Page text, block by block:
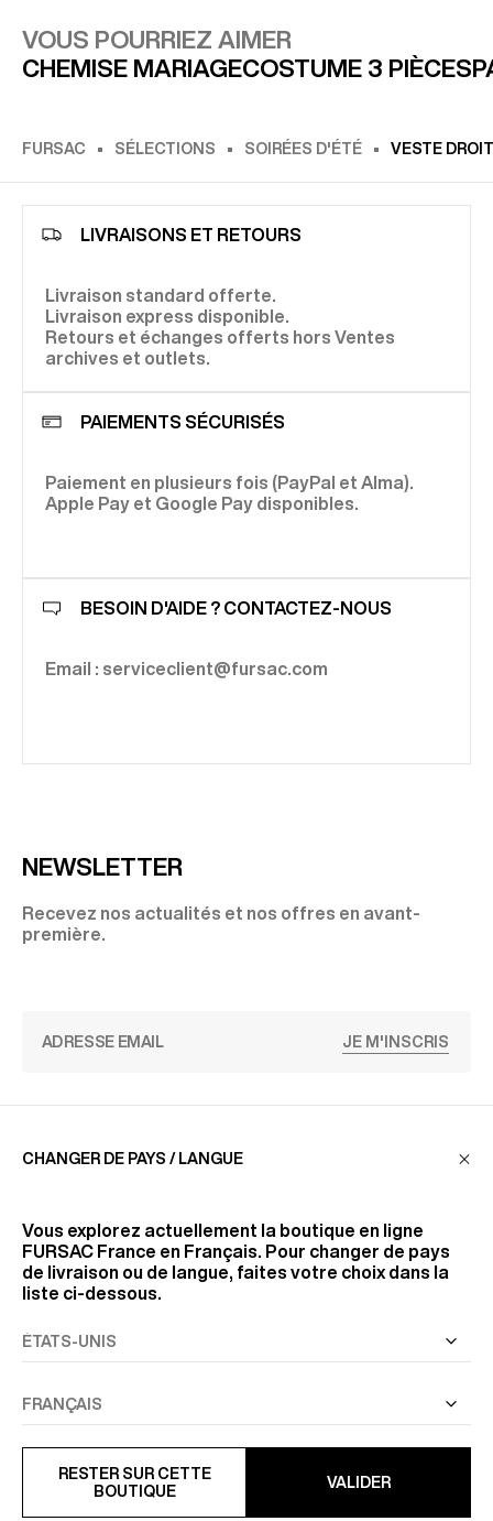
VOUS POURRIEZ AIMER
CHEMISE MARIAGECOSTUME 3 PIÈCES
FURSAC SÉLECTIONS SOIRÉES D'ÉTÉ VESTE
LIVRAISONS ET RETOURS
Livraison standard offerte.
Livraison express disponible.
Retours et échanges offerts hors Ventes
archives et outlets.
PAIEMENTS SÉCURISÉS
Paiement en plusieurs fois (PayPal et Alma).
Apple Pay et Google Pay disponibles.
BESOIN D'AIDE ? CONTACTEZ-NOUS
Email : serviceclient@fursac.com
NEWSLETTER
Recevez nos actualités et nos offres en avant-
première.
JE M'INSCRIS
LA MAISON
RETROUVEZ-NOUS
CHANGER DE PAYS / LANGUE
Vous explorez actuellement la boutique en ligne
FURSAC France en Français. Pour changer de pays
de livraison ou de langue, faites votre choix dans la
liste ci-dessous.
RESTER SUR CETTE
BOUTIQUE
VALIDER